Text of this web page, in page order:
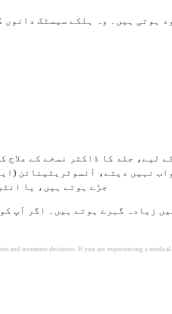
ہوتی ہیں۔ وہ ہلکے سیسٹک دانوں
لیے، جلد کا ڈاکٹر نسخے کے
نہیں دیتے، آئسوٹریٹینائن
جڑے ہوتے ہیں، یا انٹرا لیسینل
زیادہ گہرے ہوتے ہیں۔ اگر آپ
treatment decisions. If you are experiencing a